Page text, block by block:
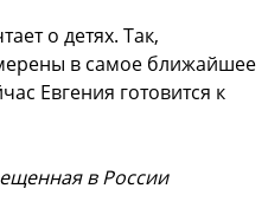
о детях. Так,
в самое ближайшее
Евгения готовится к
в России